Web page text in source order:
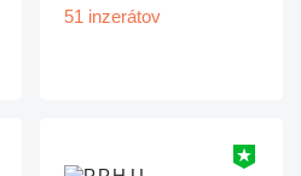
51 inzerátov